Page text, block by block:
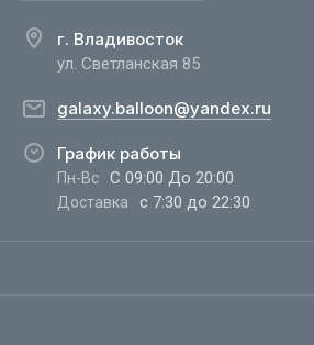
г. Владивосток
ул. Светланская 85
galaxy.balloon@yandex.ru
График работы
Пн-Вс С 09:00 До 20:00
Доставка с 7:30 до 22:30